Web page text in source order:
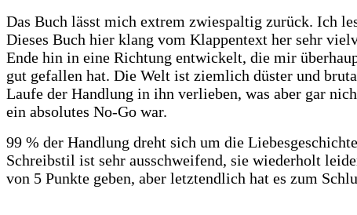
Das Buch lässt mich extrem zwiespaltig zurück. Ich
Dieses Buch hier klang vom Klappentext her sehr
Ende hin in eine Richtung entwickelt, die mir
gut gefallen hat. Die Welt ist ziemlich düster und
Laufe der Handlung in ihn verlieben, was aber gar
ein absolutes No-Go war.
99 % der Handlung dreht sich um die
Schreibstil ist sehr ausschweifend, sie wiederholt
von 5 Punkte geben, aber letztendlich hat es zum